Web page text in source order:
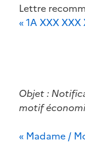
Lettre
« 1A XXX XXX
Objet :
motif
« Madame /